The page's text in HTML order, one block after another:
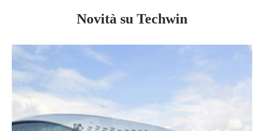
Novità su Techwin